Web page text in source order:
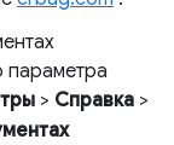
> Справка >